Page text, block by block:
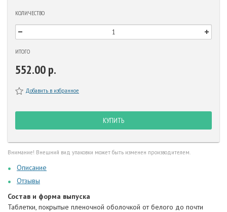
КОЛИЧЕСТВО
ИТОГО
552.00 р.
Добавить в избранное
КУПИТЬ
Внимание! Внешний вид упаковки может быть изменен производителем.
Описание
Отзывы
Состав и форма выпуска
Таблетки, покрытые пленочной оболочкой от белого до почти